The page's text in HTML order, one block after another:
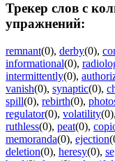
Трекер слов с
упражнений:
remnant(0), derby(0),
informational(0),
intermittently(0),
vanish(0), synaptic(0),
spill(0), rebirth(0),
regulator(0), volatility(0),
ruthless(0), peat(0),
memoranda(0), ejection
deletion(0), heresy(0),